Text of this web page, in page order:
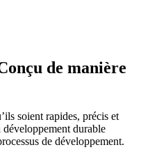
de manière
soient rapides, précis et
durable
de développement.